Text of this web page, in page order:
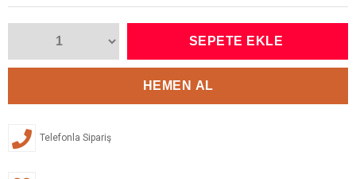
Telefonla Sipariş